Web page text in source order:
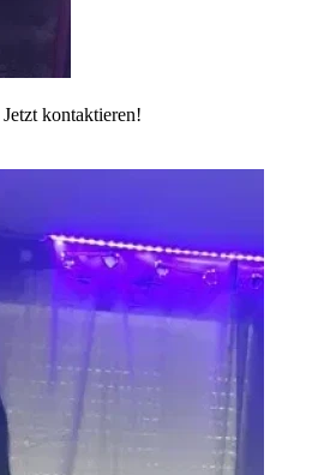
Jetzt kontaktieren!